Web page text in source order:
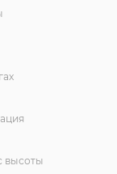
высоты